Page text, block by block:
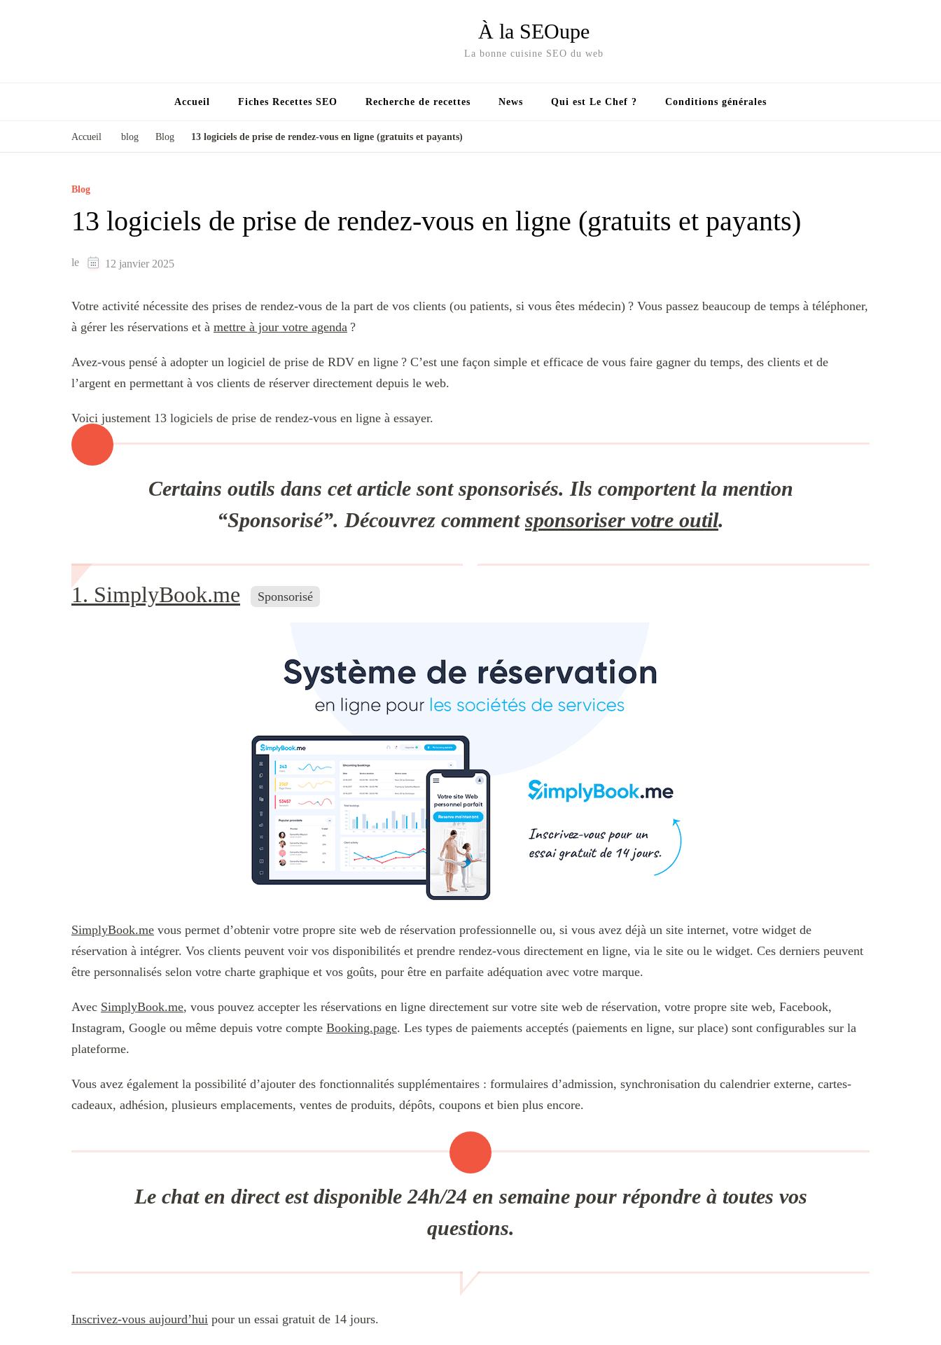
À la SEOupe
La bonne cuisine SEO du web
Accueil Fiches Recettes SEO Recherche de recettes News Qui est Le Chef ? Conditions générales
Accueil blog Blog 13 logiciels de prise de rendez-vous en ligne (gratuits et payants)
Blog
13 logiciels de prise de rendez-vous en ligne (gratuits et payants)
le 12 janvier 2025
Votre activité nécessite des prises de rendez-vous de la part de vos clients (ou patients, si vous êtes médecin) ? Vous passez beaucoup de temps à téléphoner,
à gérer les réservations et à mettre à jour votre agenda ?
Avez-vous pensé à adopter un logiciel de prise de RDV en ligne ? C’est une façon simple et efficace de vous faire gagner du temps, des clients et de
l’argent en permettant à vos clients de réserver directement depuis le web.
Voici justement 13 logiciels de prise de rendez-vous en ligne à essayer.
Certains outils dans cet article sont sponsorisés. Ils comportent la mention
“Sponsorisé”. Découvrez comment sponsoriser votre outil.
1. SimplyBook.me Sponsorisé
SimplyBook.me vous permet d’obtenir votre propre site web de réservation professionnelle ou, si vous avez déjà un site internet, votre widget de
réservation à intégrer. Vos clients peuvent voir vos disponibilités et prendre rendez-vous directement en ligne, via le site ou le widget. Ces derniers peuvent
être personnalisés selon votre charte graphique et vos goûts, pour être en parfaite adéquation avec votre marque.
Avec SimplyBook.me, vous pouvez accepter les réservations en ligne directement sur votre site web de réservation, votre propre site web, Facebook,
Instagram, Google ou même depuis votre compte Booking.page. Les types de paiements acceptés (paiements en ligne, sur place) sont configurables sur la
plateforme.
Vous avez également la possibilité d’ajouter des fonctionnalités supplémentaires : formulaires d’admission, synchronisation du calendrier externe, cartes-
cadeaux, adhésion, plusieurs emplacements, ventes de produits, dépôts, coupons et bien plus encore.
Le chat en direct est disponible 24h/24 en semaine pour répondre à toutes vos
questions.
Inscrivez-vous aujourd’hui pour un essai gratuit de 14 jours.